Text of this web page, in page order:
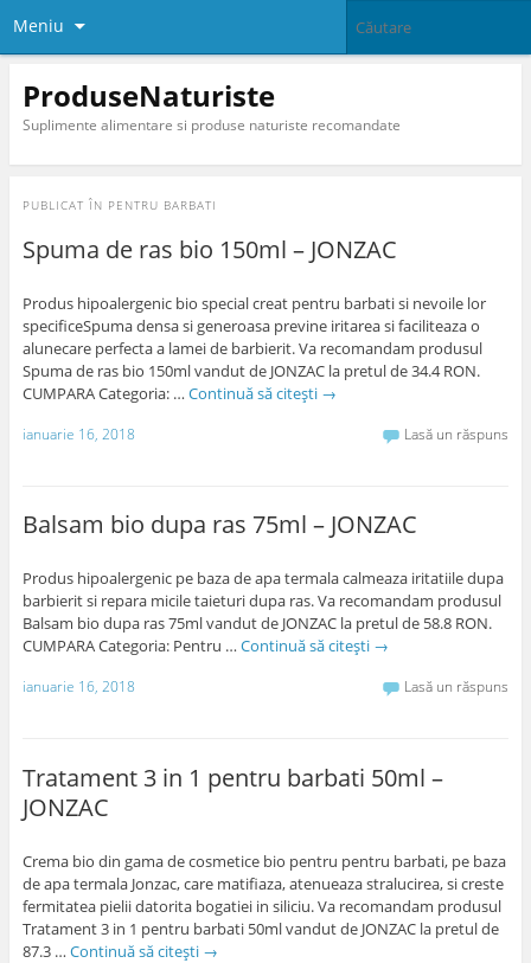
Meniu
ProduseNaturiste
Suplimente alimentare si produse naturiste recomandate
PUBLICAT ÎN PENTRU BARBATI
Spuma de ras bio 150ml – JONZAC
Produs hipoalergenic bio special creat pentru barbati si nevoile lor
specificeSpuma densa si generoasa previne iritarea si faciliteaza o
alunecare perfecta a lamei de barbierit. Va recomandam produsul
Spuma de ras bio 150ml vandut de JONZAC la pretul de 34.4 RON.
CUMPARA Categoria: … Continuă să citești →
ianuarie 16, 2018 Lasă un răspuns
Balsam bio dupa ras 75ml – JONZAC
Produs hipoalergenic pe baza de apa termala calmeaza iritatiile dupa
barbierit si repara micile taieturi dupa ras. Va recomandam produsul
Balsam bio dupa ras 75ml vandut de JONZAC la pretul de 58.8 RON.
CUMPARA Categoria: Pentru … Continuă să citești →
ianuarie 16, 2018 Lasă un răspuns
Tratament 3 in 1 pentru barbati 50ml –
JONZAC
Crema bio din gama de cosmetice bio pentru pentru barbati, pe baza
de apa termala Jonzac, care matifiaza, atenueaza stralucirea, si creste
fermitatea pielii datorita bogatiei in siliciu. Va recomandam produsul
Tratament 3 in 1 pentru barbati 50ml vandut de JONZAC la pretul de
87.3 … Continuă să citești →